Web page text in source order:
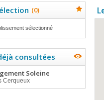
(0)
sélectionné
consultées
Soleine
Cerqueux